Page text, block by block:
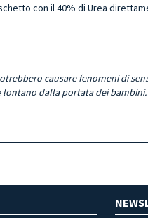
con il 40% di Urea
causare fenomeni di
dalla portata dei